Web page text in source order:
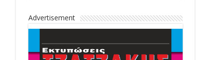
Advertisement